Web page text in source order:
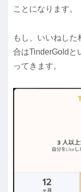
ことになります。
もし、いいねし
合はTinderGoldと
ってきます。